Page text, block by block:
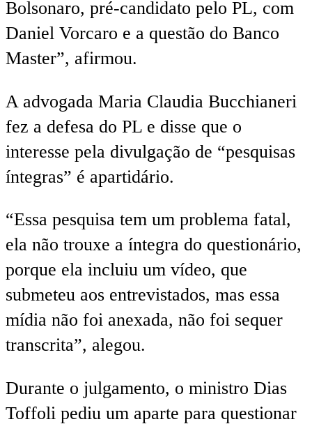
Bolsonaro, pré-candidato pelo PL, com
Daniel Vorcaro e a questão do Banco
Master”, afirmou.
A advogada Maria Claudia Bucchianeri
fez a defesa do PL e disse que o
interesse pela divulgação de “pesquisas
íntegras” é apartidário.
“Essa pesquisa tem um problema fatal,
ela não trouxe a íntegra do questionário,
porque ela incluiu um vídeo, que
submeteu aos entrevistados, mas essa
mídia não foi anexada, não foi sequer
transcrita”, alegou.
Durante o julgamento, o ministro Dias
Toffoli pediu um aparte para questionar